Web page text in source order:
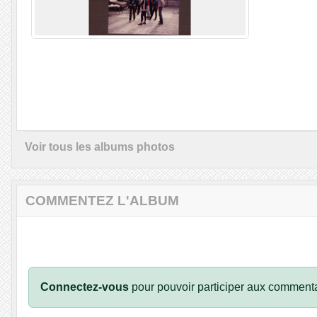
Voir tous les albums photos
COMMENTEZ L'ALBUM
Connectez-vous pour pouvoir participer aux